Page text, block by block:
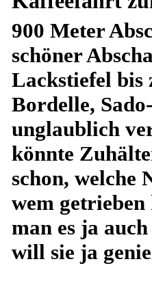
900 Meter
schöner
Lackstiefel bis
Bordelle,
unglaublich
könnte
schon, welche
wem
man es ja
will sie ja